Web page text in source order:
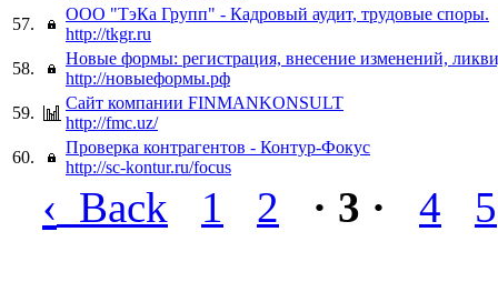
57.
ООО "ТэКа Групп" - Кадровый аудит, трудовые споры.
http://tkgr.ru
58.
Новые формы: регистрация, внесение изменений,
http://новыеформы.рф
59.
Сайт компании FINMANKONSULT
http://fmc.uz/
60.
Проверка контрагентов - Контур-Фокус
http://sc-kontur.ru/focus
‹ Back 1 2 · 3 · 4 5